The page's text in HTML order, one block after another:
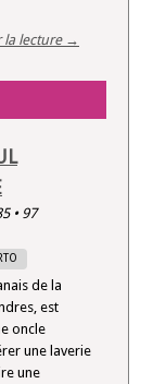
la lecture →
• 97
de la
est
oncle
une laverie
une